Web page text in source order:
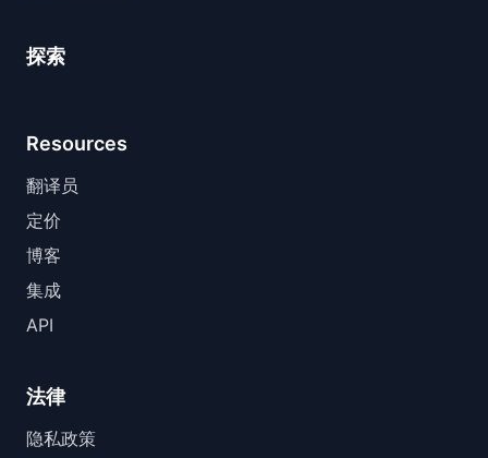
探索
Resources
翻译员
定价
博客
集成
API
法律
隐私政策